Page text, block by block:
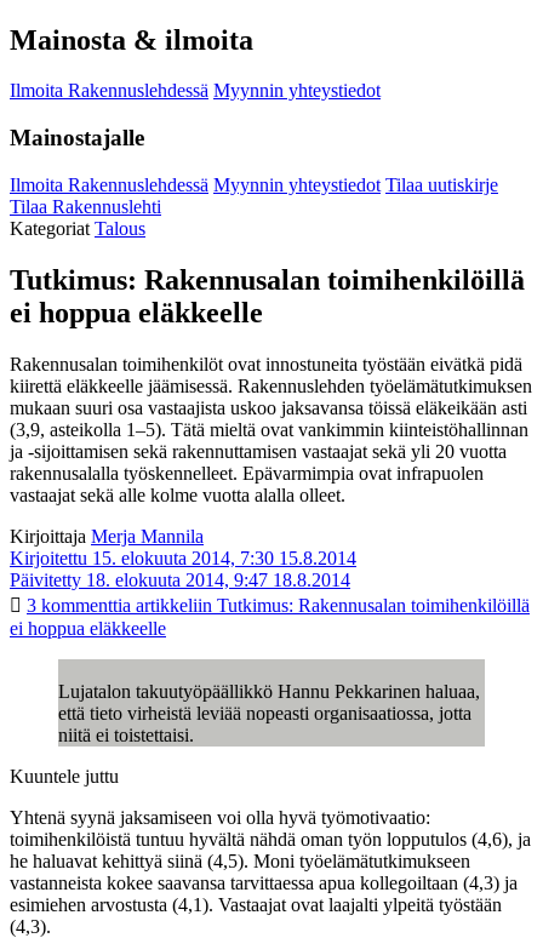
Mainosta & ilmoita
Ilmoita Rakennuslehdessä Myynnin yhteystiedot
Mainostajalle
Ilmoita Rakennuslehdessä Myynnin yhteystiedot Tilaa uutiskirje
Tilaa Rakennuslehti
Kategoriat Talous
Tutkimus: Rakennusalan toimihenkilöillä
ei hoppua eläkkeelle
Rakennusalan toimihenkilöt ovat innostuneita työstään eivätkä pidä
kiirettä eläkkeelle jäämisessä. Rakennuslehden työelämätutkimuksen
mukaan suuri osa vastaajista uskoo jaksavansa töissä eläkeikään asti
(3,9, asteikolla 1–5). Tätä mieltä ovat vankimmin kiinteistöhallinnan
ja -sijoittamisen sekä rakennuttamisen vastaajat sekä yli 20 vuotta
rakennusalalla työskennelleet. Epävarmimpia ovat infrapuolen
vastaajat sekä alle kolme vuotta alalla olleet.
Kirjoittaja Merja Mannila
Kirjoitettu 15. elokuuta 2014, 7:30 15.8.2014
Päivitetty 18. elokuuta 2014, 9:47 18.8.2014
3 kommenttia artikkeliin Tutkimus: Rakennusalan toimihenkilöillä
ei hoppua eläkkeelle
Lujatalon takuutyöpäällikkö Hannu Pekkarinen haluaa,
että tieto virheistä leviää nopeasti organisaatiossa, jotta
niitä ei toistettaisi.
Kuuntele juttu
Yhtenä syynä jaksamiseen voi olla hyvä työmotivaatio:
toimihenkilöistä tuntuu hyvältä nähdä oman työn lopputulos (4,6), ja
he haluavat kehittyä siinä (4,5). Moni työelämätutkimukseen
vastanneista kokee saavansa tarvittaessa apua kollegoiltaan (4,3) ja
esimiehen arvostusta (4,1). Vastaajat ovat laajalti ylpeitä työstään
(4,3).